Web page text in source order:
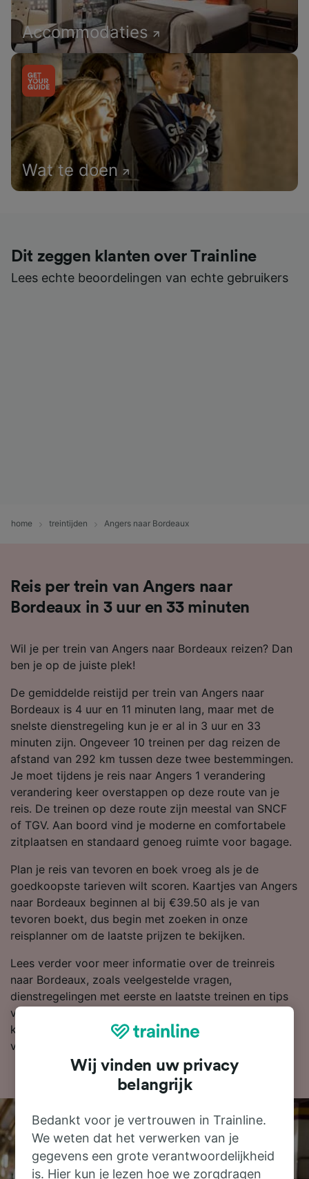
Accommodaties
Wat te doen
Dit zeggen klanten over Trainline
Lees echte beoordelingen van echte gebruikers
home treintijden Angers naar Bordeaux
Reis per trein van Angers naar
Bordeaux in 3 uur en 33 minuten
Wil je per trein van Angers naar Bordeaux reizen? Dan
ben je op de juiste plek!
De gemiddelde reistijd per trein van Angers naar
Bordeaux is 4 uur en 11 minuten lang, maar met de
snelste dienstregeling kun je er al in 3 uur en 33
minuten zijn. Ongeveer 10 treinen per dag reizen de
afstand van 292 km tussen deze twee bestemmingen.
Je moet tijdens je reis naar Angers 1 verandering
verandering keer overstappen op deze route van je
reis. De treinen op deze route zijn meestal van SNCF
of TGV. Aan boord vind je moderne en comfortabele
zitplaatsen en standaard genoeg ruimte voor bagage.
Plan je reis van tevoren en boek vroeg als je de
goedkoopste tarieven wilt scoren. Kaartjes van Angers
naar Bordeaux beginnen al bij €39.50 als je van
tevoren boekt, dus begin met zoeken in onze
reisplanner om de laatste prijzen te bekijken.
Lees verder voor meer informatie over de treinreis
naar Bordeaux, zoals veelgestelde vragen,
dienstregelingen met eerste en laatste treinen en tips
voor het boeken van goedkope treinkaartjes. Als je er
klaar voor bent om te boeken, zoek je kaartjes dan
vandaag nog bij ons naar goedkope treinkaartjes.
Wij vinden uw privacy
belangrijk
Bedankt voor je vertrouwen in Trainline.
We weten dat het verwerken van je
gegevens een grote verantwoordelijkheid
is. Hier kun je lezen hoe we zorgdragen